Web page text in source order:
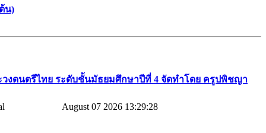
น)
วงดนตรีไทย​ ระดับชั้นมัธยมศึกษาปีที่​ 4​ จัดทำโดย​ ครูปพิชญา​
August 07 2026 13:29:28